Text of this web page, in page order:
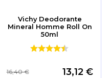
Vichy Deodorante
Mineral Homme Roll On
50ml
13,12 €
16,40 €